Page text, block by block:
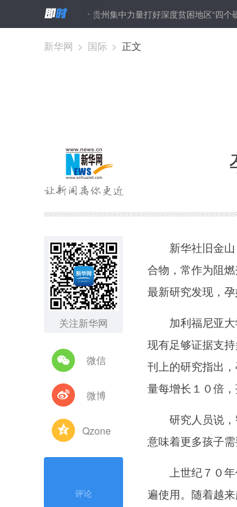
贵州集中力量打好深度贫困地区“四个硬仗”
新华网 > 国际 > 正文
关注新华网
微信
微博
Qzone
评论
新华社旧金山
合物，常作为阻
最新研究发现，
加利福尼亚大
现有足够证据支
刊上的研究指出
量每增长１０倍，
研究人员说，
意味着更多孩子
上世纪７０年
遍使用。随着越